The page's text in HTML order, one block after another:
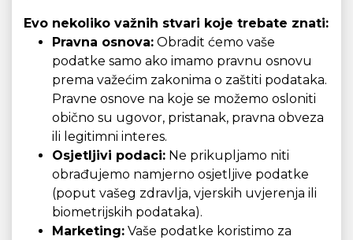
Evo nekoliko važnih stvari koje trebate znati:
Pravna osnova: Obradit ćemo vaše
podatke samo ako imamo pravnu osnovu
prema važećim zakonima o zaštiti podataka.
Pravne osnove na koje se možemo osloniti
obično su ugovor, pristanak, pravna obveza
ili legitimni interes.
Osjetljivi podaci: Ne prikupljamo niti
obrađujemo namjerno osjetljive podatke
(poput vašeg zdravlja, vjerskih uvjerenja ili
biometrijskih podataka).
Marketing: Vaše podatke koristimo za